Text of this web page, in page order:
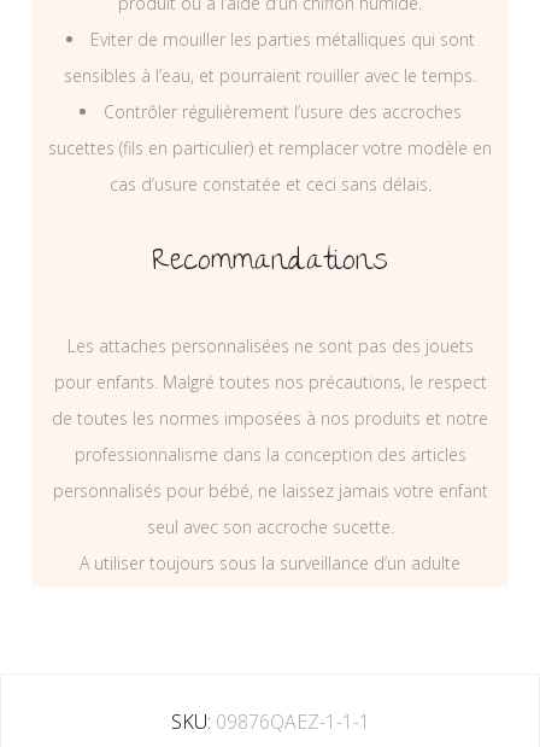
Eviter de mouiller les parties métalliques qui sont
sensibles à l’eau, et pourraient rouiller avec le temps.
Contrôler régulièrement l’usure des accroches
sucettes (fils en particulier) et remplacer votre modèle en
cas d’usure constatée et ceci sans délais.
Recommandations
Les attaches personnalisées ne sont pas des jouets
pour enfants. Malgré toutes nos précautions, le respect
de toutes les normes imposées à nos produits et notre
professionnalisme dans la conception des articles
personnalisés pour bébé, ne laissez jamais votre enfant
seul avec son accroche sucette.
A utiliser toujours sous la surveillance d’un adulte
SKU: 09876QAEZ-1-1-1